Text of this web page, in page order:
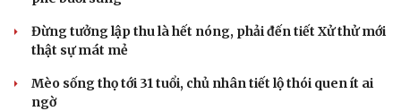
Đừng tưởng lập thu là hết nóng, phải đến tiết Xử thử mới
thật sự mát mẻ
Mèo sống thọ tới 31 tuổi, chủ nhân tiết lộ thói quen ít ai
ngờ